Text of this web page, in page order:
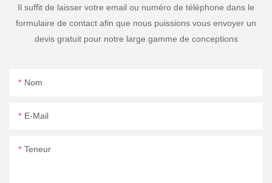
Il suffit de laisser votre email ou numéro de téléphone dans le
formulaire de contact afin que nous puissions vous envoyer un
devis gratuit pour notre large gamme de conceptions
Nom
E-Mail
Teneur